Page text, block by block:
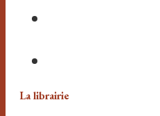
La librairie